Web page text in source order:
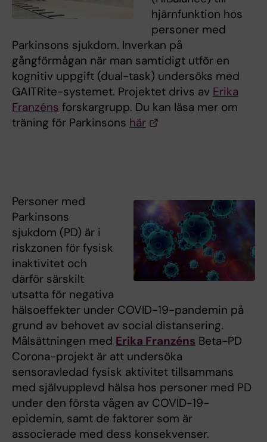
hjärnfunktion hos
personer med
Parkinsons sjukdom. Inverkan på
gångförmågan när man samtidigt utför en
kognitiv uppgift (dual-task) undersöks med
GAITRite-systemet. Projektet drivs av Erika
Franzéns forskargrupp. Du kan läsa mer om
träning för Parkinsons här
Personer med
Parkinsons
sjukdom (PD) är i
riskzonen för fysisk
inaktivitet och
därför särskilt
utsatta för negativa
hälsoeffekter under COVID-19-pandemin på
grund av behovet av social distansering.
Målsättningen med Erika Franzéns Beta-PD
Corona-projekt är att undersöka
sensoravledad fysisk aktivitet tillsammans
med självupplevd hälsa hos personer med PD
under den första vågen av COVID-19-
epidemin, samt de faktorer som är
associerade med dess konsekvenser.